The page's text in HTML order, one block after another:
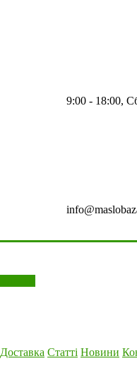
9:00 - 18:00,
Доставка Статті Новини